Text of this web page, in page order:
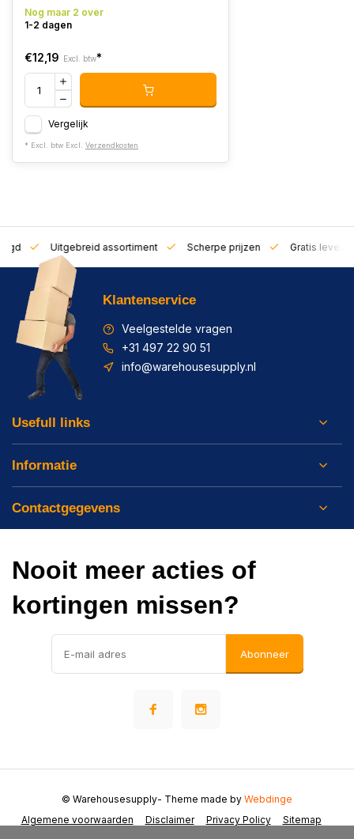
Nog maar 2 over
1-2 dagen
€12,19 Excl. btw*
Vergelijk
* Excl. btw Excl. Verzendkosten
Uitgebreid assortiment Scherpe prijzen Gratis
Klantenservice
Veelgestelde vragen
+31 497 22 90 51
info@warehousesupply.nl
Usefull links
Informatie
Contactgegevens
Nooit meer acties of
kortingen missen?
Abonneer
Algemene voorwaarden Disclaimer Privacy Policy Sitemap
© Warehousesupply- Theme made by Webdinge